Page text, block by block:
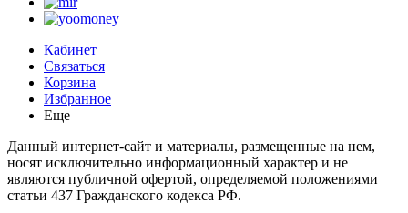
Кабинет
Связаться
Корзина
Избранное
Еще
Данный интернет-сайт и материалы, размещенные на нем,
носят исключительно информационный характер и не
являются публичной офертой, определяемой положениями
статьи 437 Гражданского кодекса РФ.